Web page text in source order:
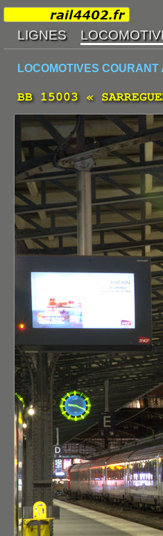
LOCOMOTIVES
BB 15003 «